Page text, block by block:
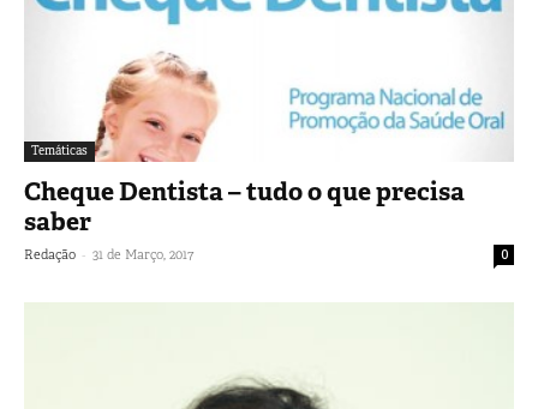
Temáticas
Cheque Dentista – tudo o que precisa
saber
Redação - 31 de Março, 2017 0